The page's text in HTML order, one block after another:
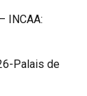
INCAA:
Palais de